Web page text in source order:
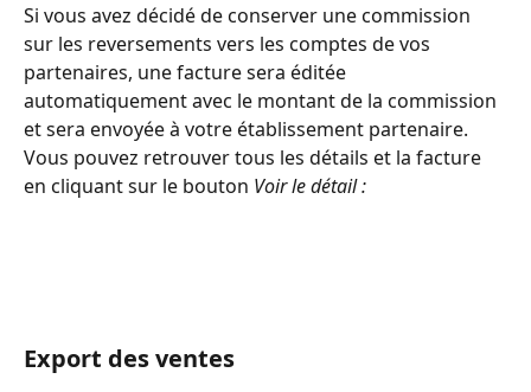
Si vous avez décidé de conserver une commission
sur les reversements vers les comptes de vos
partenaires, une facture sera éditée
automatiquement avec le montant de la commission
et sera envoyée à votre établissement partenaire.
Vous pouvez retrouver tous les détails et la facture
en cliquant sur le bouton Voir le détail :
Export des ventes